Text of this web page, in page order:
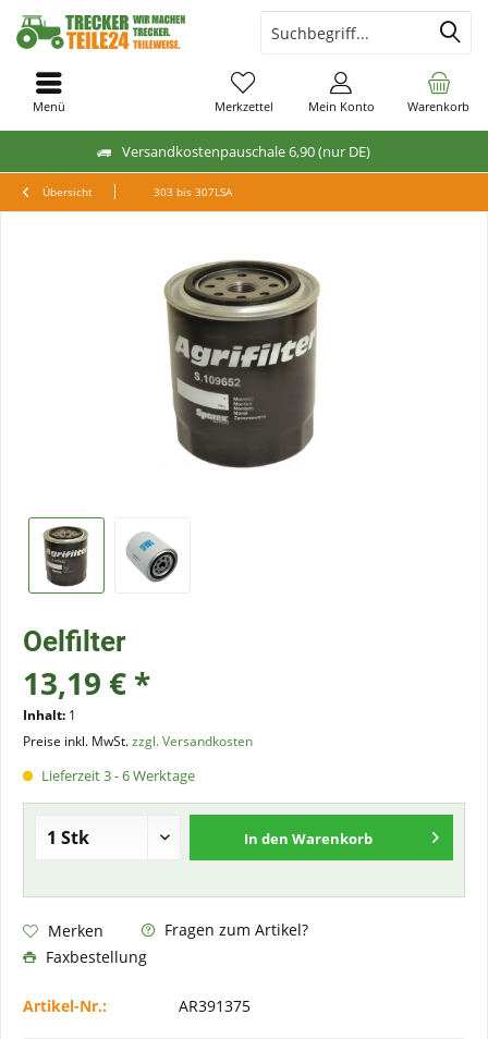
Versandkostenpauschale 6,90 (nur DE)
Warenkorb
Merkzettel Mein Konto
Menü
Übersicht 303 bis 307LSA
Oelfilter
13,19 € *
Inhalt: 1
Preise inkl. MwSt.zzgl. Versandkosten
Lieferzeit 3 - 6 Werktage
In den Warenkorb
Merken
Fragen zum Artikel?
Faxbestellung
Artikel-Nr.: AR391375